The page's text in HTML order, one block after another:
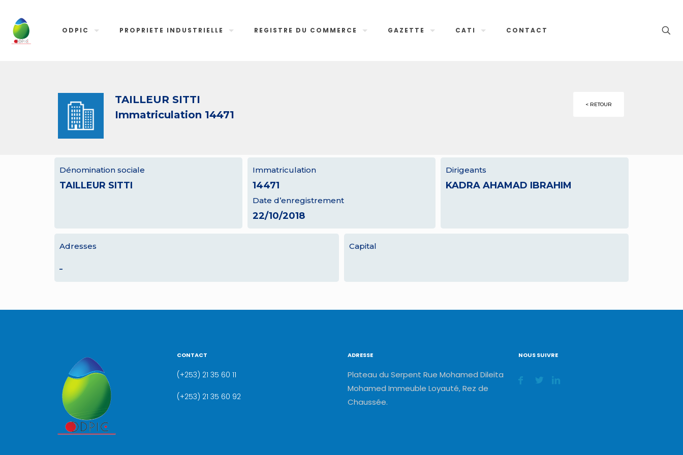
ODPIC PROPRIETE INDUSTRIELLE REGISTRE DU COMMERCE GAZETTE CATI CONTACT
TAILLEUR SITTI
Immatriculation 14471
< RETOUR
Dénomination sociale
TAILLEUR SITTI
Immatriculation
14471
Date d’enregistrement
22/10/2018
Dirigeants
KADRA AHAMAD IBRAHIM
Adresses
–
Capital
CONTACT
(+253) 21 35 60 11
(+253) 21 35 60 92
ADRESSE
Plateau du Serpent Rue Mohamed Dileita
Mohamed Immeuble Loyauté, Rez de
Chaussée.
NOUS SUIVRE